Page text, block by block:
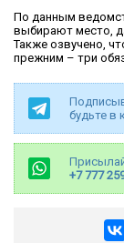
По данным
выбирают место,
Также озвучено,
прежним – три
будьте в
+7 777